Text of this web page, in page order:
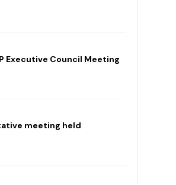
Executive Council Meeting
meeting held